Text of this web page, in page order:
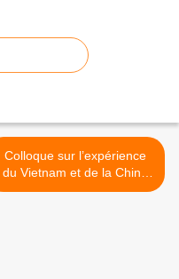
Colloque sur l’expérience
du Vietnam et de la Chine
dans l’édification du Parti >